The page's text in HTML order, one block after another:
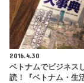
2016.4.30
ベトナムでビジネス
読！『ベトナム・生